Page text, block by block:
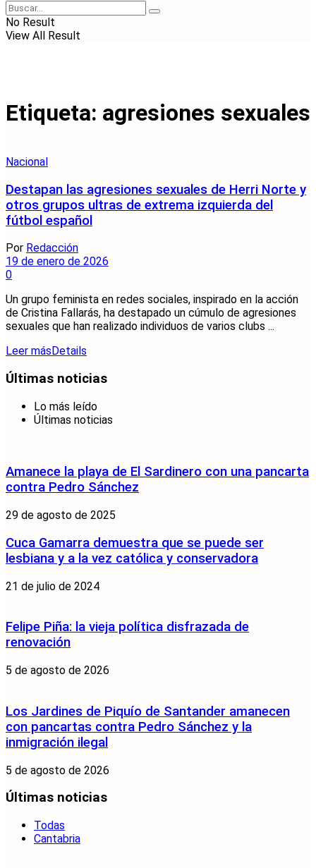
No Result
View All Result
Etiqueta: agresiones sexuales
Nacional
Destapan las agresiones sexuales de Herri Norte y
otros grupos ultras de extrema izquierda del
fútbol español
Por Redacción
19 de enero de 2026
0
Un grupo feminista en redes sociales, inspirado en la acción
de Cristina Fallarás, ha destapado un cúmulo de agresiones
sexuales que han realizado individuos de varios clubs ...
Leer más Details
Últimas noticias
Lo más leído
Últimas noticias
Amanece la playa de El Sardinero con una pancarta
contra Pedro Sánchez
29 de agosto de 2025
Cuca Gamarra demuestra que se puede ser
lesbiana y a la vez católica y conservadora
21 de julio de 2024
Felipe Piña: la vieja política disfrazada de
renovación
5 de agosto de 2026
Los Jardines de Piquío de Santander amanecen
con pancartas contra Pedro Sánchez y la
inmigración ilegal
5 de agosto de 2026
Últimas noticias
Todas
Cantabria